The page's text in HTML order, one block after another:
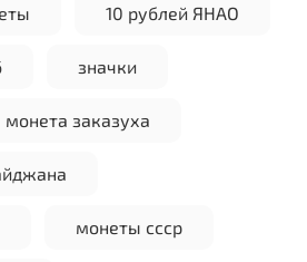
10 рублей ЯНАО
значки
монета заказуха
монеты ссср